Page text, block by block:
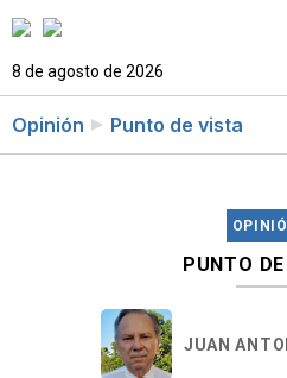
8 de agosto de 2026
Opinión Punto de vista
PUNTO
JUAN